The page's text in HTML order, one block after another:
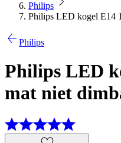
Philips
Philips LED kogel E14
Philips
Philips LED
mat niet